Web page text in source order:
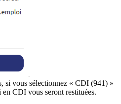
si vous sélectionnez « CDI (941) »
CDI vous seront restituées.